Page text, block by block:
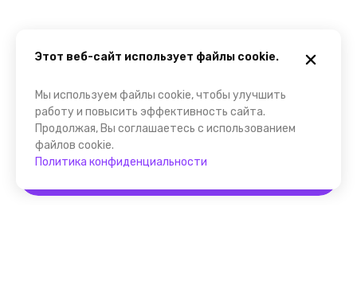
Этот веб-сайт использует файлы cookie.
Мы используем файлы cookie, чтобы улучшить
работу и повысить эффективность сайта.
Продолжая, Вы соглашаетесь с использованием
файлов cookie.
Политика конфиденциальности